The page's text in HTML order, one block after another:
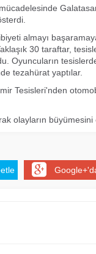
almayı
30 taraftar,
Oyuncuların
tezahürat yaptılar.
Tesisleri'nden
olayların büyümesini